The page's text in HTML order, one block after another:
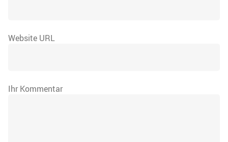
Website URL
Ihr Kommentar